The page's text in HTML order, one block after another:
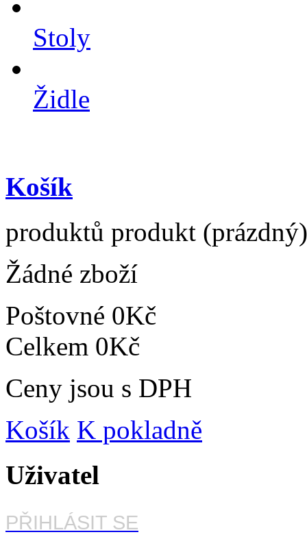
Stoly
Židle
Košík
produktů produkt (prázdný)
Žádné zboží
Poštovné 0Kč
Celkem 0Kč
Ceny jsou s DPH
Košík K pokladně
Uživatel
PŘIHLÁSIT SE